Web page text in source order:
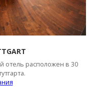
отель расположен в 30